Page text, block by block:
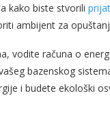
kako biste stvorili
ambijent za
vodite računa o
bazenskog
i budete ekološki